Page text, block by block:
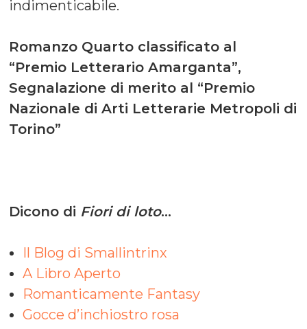
indimenticabile.
Romanzo Quarto classificato al
“Premio Letterario Amarganta”,
Segnalazione di merito al “Premio
Nazionale di Arti Letterarie Metropoli di
Torino”
Dicono di Fiori di loto…
Il Blog di Smallintrinx
A Libro Aperto
Romanticamente Fantasy
Gocce d’inchiostro rosa